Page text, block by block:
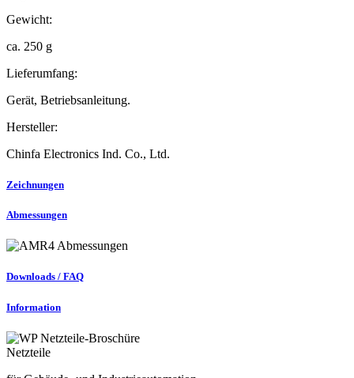
Gewicht:
ca. 250 g
Lieferumfang:
Gerät, Betriebsanleitung.
Hersteller:
Chinfa Electronics Ind. Co., Ltd.
Zeichnungen
Abmessungen
Downloads / FAQ
Information
Netzteile